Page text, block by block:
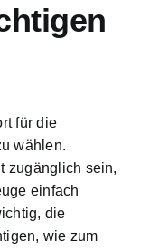
für die
wählen.
zugänglich sein,
einfach
die
wie zum